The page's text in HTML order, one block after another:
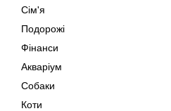
Сім'я
Подорожі
Фінанси
Акваріум
Собаки
Коти